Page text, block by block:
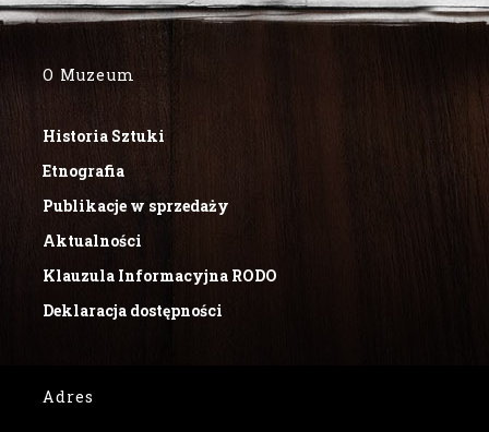
O Muzeum
Historia Sztuki
Etnografia
Publikacje w sprzedaży
Aktualności
Klauzula Informacyjna RODO
Deklaracja dostępności
Adres